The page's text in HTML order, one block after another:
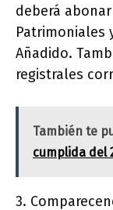
deberá
Patrimoniales
Añadido.
registrales
También te
cumplida del
3.